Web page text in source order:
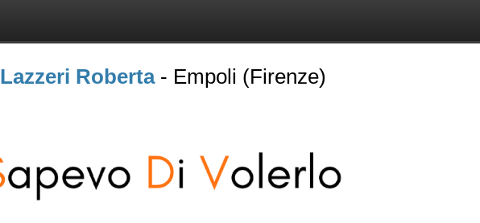
Lazzeri Roberta- Empoli (Firenze)